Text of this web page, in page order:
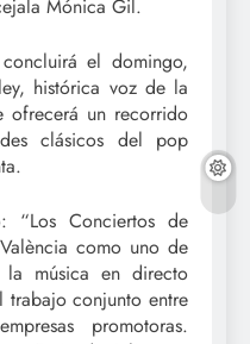
Mónica Gil.
el domingo,
histórica voz de la
ofrecerá un recorrido
clásicos del pop
“Los Conciertos de
como uno de
la música en directo
trabajo conjunto entre
promotoras.